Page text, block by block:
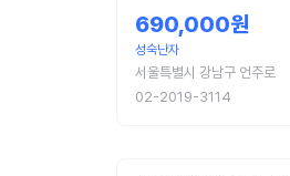
690,000원
성숙난자
서울특별시 강남구 언주로
02-2019-3114